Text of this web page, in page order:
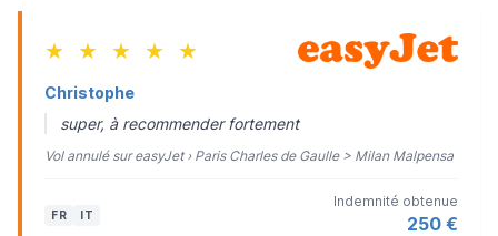
★ ★ ★ ★ ★
Christophe
super, à recommender fortement
Vol annulé sur easyJet › Paris Charles de Gaulle > Milan Malpensa
FR IT
Indemnité obtenue
250 €